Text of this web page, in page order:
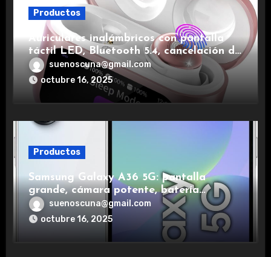
Productos
Auriculares inalámbricos con pantalla
táctil LED, Bluetooth 5.4, cancelación de
ruido, impermeables y de larga duración.
suenoscuna@gmail.com
octubre 16, 2025
Productos
Samsung Galaxy A36 5G: pantalla
grande, cámara potente, batería
duradera y carga rápida para una
experiencia premium.
suenoscuna@gmail.com
octubre 16, 2025